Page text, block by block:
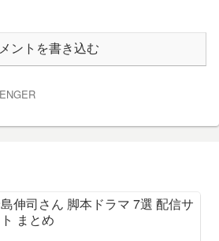
ントを書き込む
伸司さん 脚本ドラマ 7選 配信サ
まとめ